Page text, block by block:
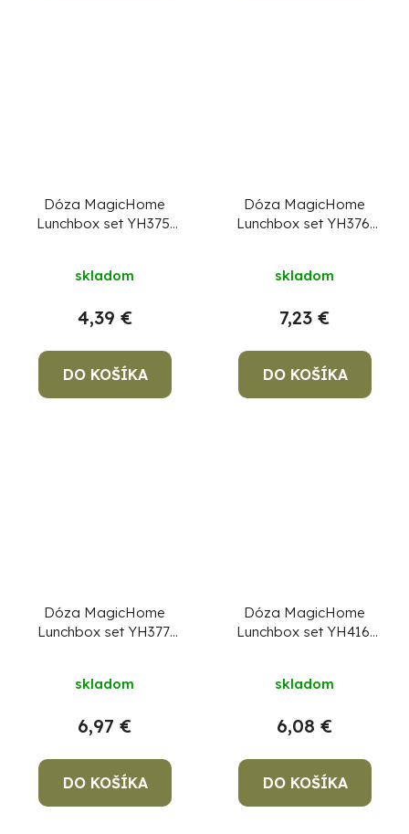
Dóza MagicHome
Lunchbox set YH375,
mm
skladom
4,39 €
DO KOŠÍKA
Dóza MagicHome
Lunchbox set YH376,
189x131x77 mm
skladom
7,23 €
DO KOŠÍKA
Dóza MagicHome
Lunchbox set YH377,
obdĺžniková, Clip
skladom
6,97 €
DO KOŠÍKA
Dóza MagicHome
Lunchbox set YH416,
mm
skladom
6,08 €
DO KOŠÍKA